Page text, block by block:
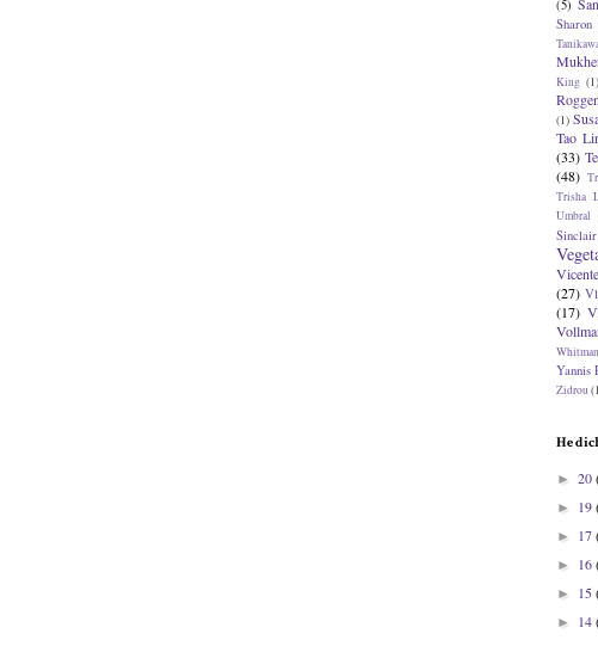
(5)
Sharon
King (1)
(1)
Tao
(33)
(48)
Trisha
Umbral
Sinclair
(27)
(17)
Whitman
Yannis
Zidrou
He
► 20
► 19
► 17
► 16
► 15
► 14